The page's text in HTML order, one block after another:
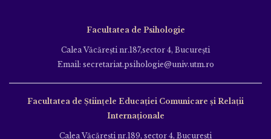
Facultatea de Psihologie
Calea Văcăreşti nr.187,sector 4, Bucureşti
Email: secretariat.psihologie@univ.utm.ro
Facultatea de Ştiinţele Educației Comunicare și Relații
Internaționale
Calea Văcăreşti nr.189, sector 4, Bucureşti